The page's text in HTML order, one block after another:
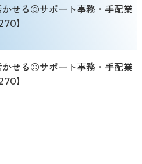
かせる◎サポート事務・手配業
】
かせる◎サポート事務・手配業
】